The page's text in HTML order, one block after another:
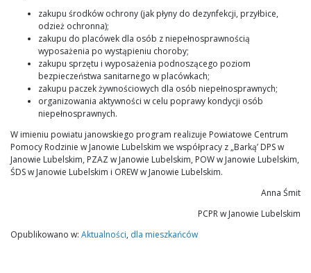
zakupu środków ochrony (jak płyny do dezynfekcji, przyłbice,
odzież ochronna);
zakupu do placówek dla osób z niepełnosprawnością
wyposażenia po wystąpieniu choroby;
zakupu sprzętu i wyposażenia podnoszącego poziom
bezpieczeństwa sanitarnego w placówkach;
zakupu paczek żywnościowych dla osób niepełnosprawnych;
organizowania aktywności w celu poprawy kondycji osób
niepełnosprawnych.
W imieniu powiatu janowskiego program realizuje Powiatowe Centrum
Pomocy Rodzinie w Janowie Lubelskim we współpracy z „Barką’ DPS w
Janowie Lubelskim, PZAZ w Janowie Lubelskim, POW w Janowie Lubelskim,
ŚDS w Janowie Lubelskim i OREW w Janowie Lubelskim.
Anna Śmit
PCPR w Janowie Lubelskim
Opublikowano w: Aktualności, dla mieszkańców